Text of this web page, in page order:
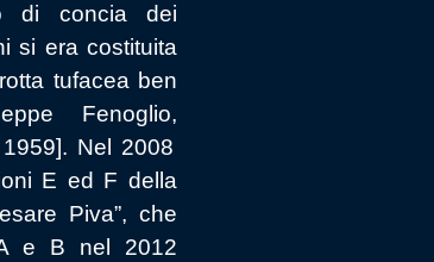
di concia dei
si era costituita
tufacea ben
Fenoglio,
Nel 2008
E ed F della
Piva”, che
e B nel 2012